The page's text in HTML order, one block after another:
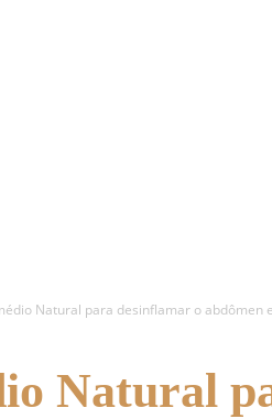
Natural para desinflamar o abdômen
Natural